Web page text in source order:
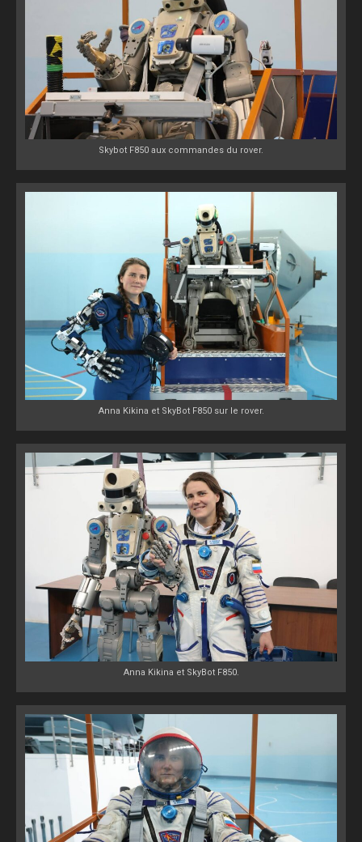
Skybot F850 aux commandes du rover.
Anna Kikina et SkyBot F850 sur le rover.
Anna Kikina et SkyBot F850.